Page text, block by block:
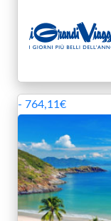
- 764,11€